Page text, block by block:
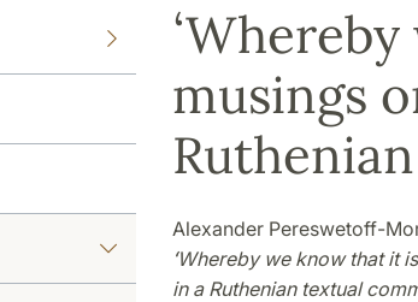
musings
Alexander Pereswetoff-
ʻWhereby we know that it
in a Ruthenian textual